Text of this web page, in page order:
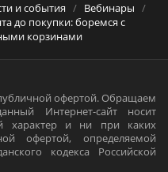
и события / Вебинары /
до покупки: боремся с
корзинами
офертой. Обращаем
Интернет-сайт носит
характер и ни при каких
офертой, определяемой
кодекса Российской